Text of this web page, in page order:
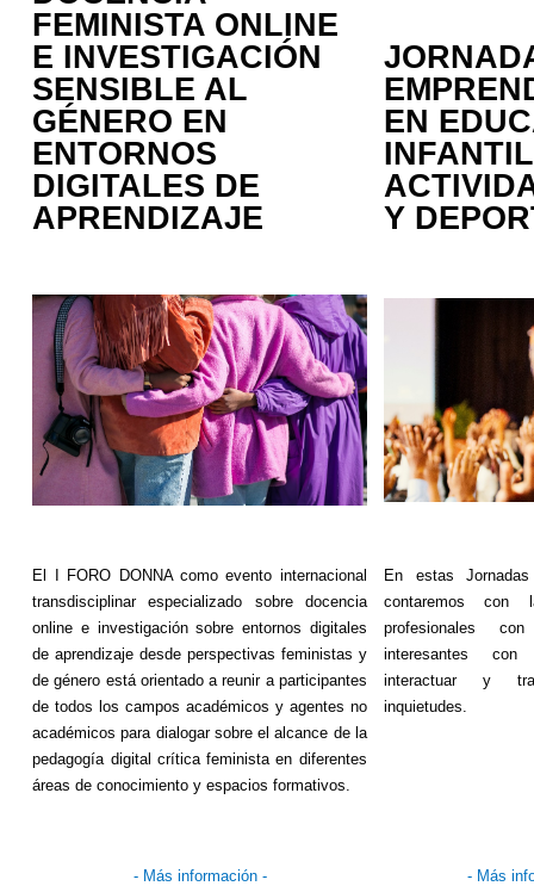
FEMINISTA ONLINE
E INVESTIGACIÓN
SENSIBLE AL
GÉNERO EN
ENTORNOS
DIGITALES DE
APRENDIZAJE
EN
Y
El I FORO DONNA como evento internacional
transdisciplinarespecializado sobre docencia
online e investigación sobre entornos digitales
de aprendizaje desde perspectivas feministas y
de género está orientado a reunir a participantes
de todos los campos académicos y agentes no
académicos para dialogar sobre el alcance de la
pedagogía digital crítica feminista en diferentes
áreas de conocimiento y espacios formativos.
En estas
contaremos con
profesionales
interesantes
interactuar y
inquietudes.
- Más información- - Más